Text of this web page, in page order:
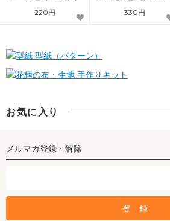
220円 330円
型紙（パターン）
手作りキット
お気に入り
メルマガ登録・解除